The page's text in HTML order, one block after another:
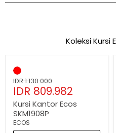
Koleksi Kursi
Kursi
Kantor
Ecos
SKM1908P
Harga
asli
IDR 1.130.000
Harga
sekarang
IDR 809.982
Kursi Kantor Ecos
SKM1908P
ECOS